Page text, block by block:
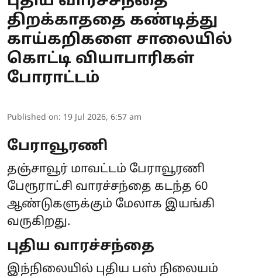
திறக்காததை கண்டித்து
காய்கறிகளை சாலையில்
கொட்டி வியாபாரிகள்
போராட்டம்
Published on: 19 Jul 2026, 6:57 am
பேராவூரணி
தஞ்சாவூர் மாவட்டம் பேராவூரணி
பேரூராட்சி வாரச்சந்தை கடந்த 60
ஆண்டுகளுக்கும் மேலாக இயங்கி
வருகிறது.
புதிய வாரச்சந்தை
இந்நிலையில் புதிய பஸ் நிலையம்